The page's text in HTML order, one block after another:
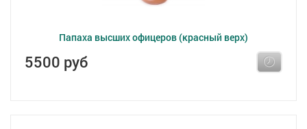
Папаха высших офицеров (красный верх)
5500 руб